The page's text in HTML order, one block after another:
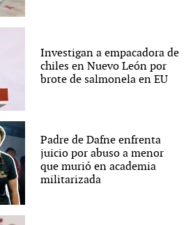
Investigan a empacadora de
chiles en Nuevo León por
brote de salmonela en EU
Padre de Dafne enfrenta
juicio por abuso a menor
que murió en academia
militarizada